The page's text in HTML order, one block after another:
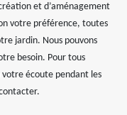
et d’aménagement
votre préférence, toutes
jardin. Nous pouvons
besoin. Pour tous
votre écoute pendant les